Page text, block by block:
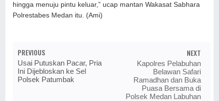
hingga menuju pintu keluar,” ucap mantan Wakasat Sabhara
Polrestabes Medan itu. (Ami)
PREVIOUS
Usai Putuskan Pacar, Pria
Ini Dijebloskan ke Sel
Polsek Patumbak
NEXT
Kapolres Pelabuhan
Belawan Safari
Ramadhan dan Buka
Puasa Bersama di
Polsek Medan Labuhan